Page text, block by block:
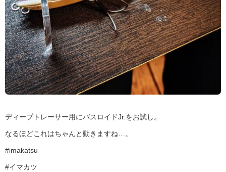
ディープトレーサー用にバスロイドJr.をお試し。
なるほどこれはちゃんと動きますね…。
#imakatsu
#イマカツ